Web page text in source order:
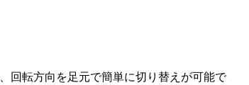
回転方向を足元で簡単に切り替えが可能で